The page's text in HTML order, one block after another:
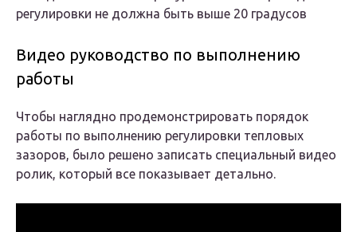
регулировки не должна быть выше 20 градусов
Видео руководство по выполнению
работы
Чтобы наглядно продемонстрировать порядок
работы по выполнению регулировки тепловых
зазоров, было решено записать специальный видео
ролик, который все показывает детально.